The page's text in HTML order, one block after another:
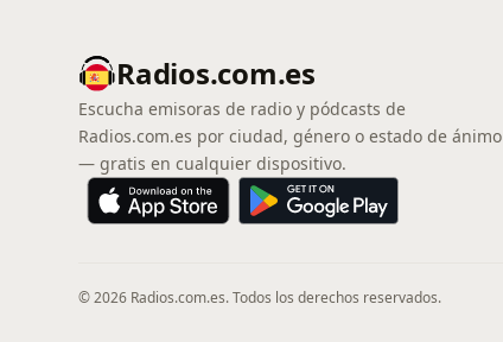
Radios.com.es
Escucha emisoras de radio y pódcasts de
Radios.com.es por ciudad, género o estado de ánimo
— gratis en cualquier dispositivo.
© 2026 Radios.com.es. Todos los derechos reservados.